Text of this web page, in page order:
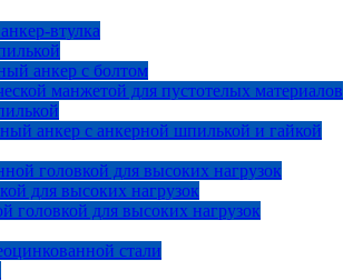
втулка
анкер с болтом
манжетой для пустотелых материалов
анкер с анкерной шпилькой и гайкой
головкой для высоких нагрузок
для высоких нагрузок
головкой для высоких нагрузок
стали